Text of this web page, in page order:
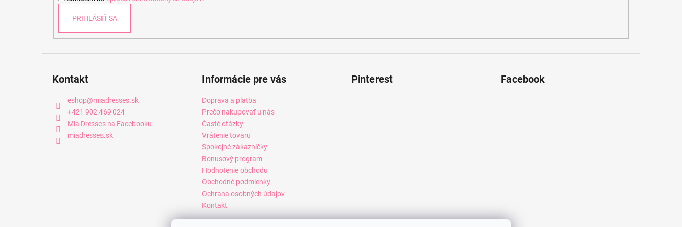
PRIHLÁSIŤ SA
Kontakt
eshop@miadresses.sk
+421 902 469 024
Mia Dresses na Facebooku
miadresses.sk
Informácie pre vás
Doprava a platba
Prečo nakupovať u nás
Časté otázky
Vrátenie tovaru
Spokojné zákazníčky
Bonusový program
Hodnotenie obchodu
Obchodné podmienky
Ochrana osobných údajov
Kontakt
Pinterest Facebook